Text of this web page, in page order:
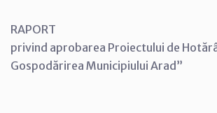
RAPORT
privind aprobarea Proiectului de
Gospodărirea Municipiului Arad”